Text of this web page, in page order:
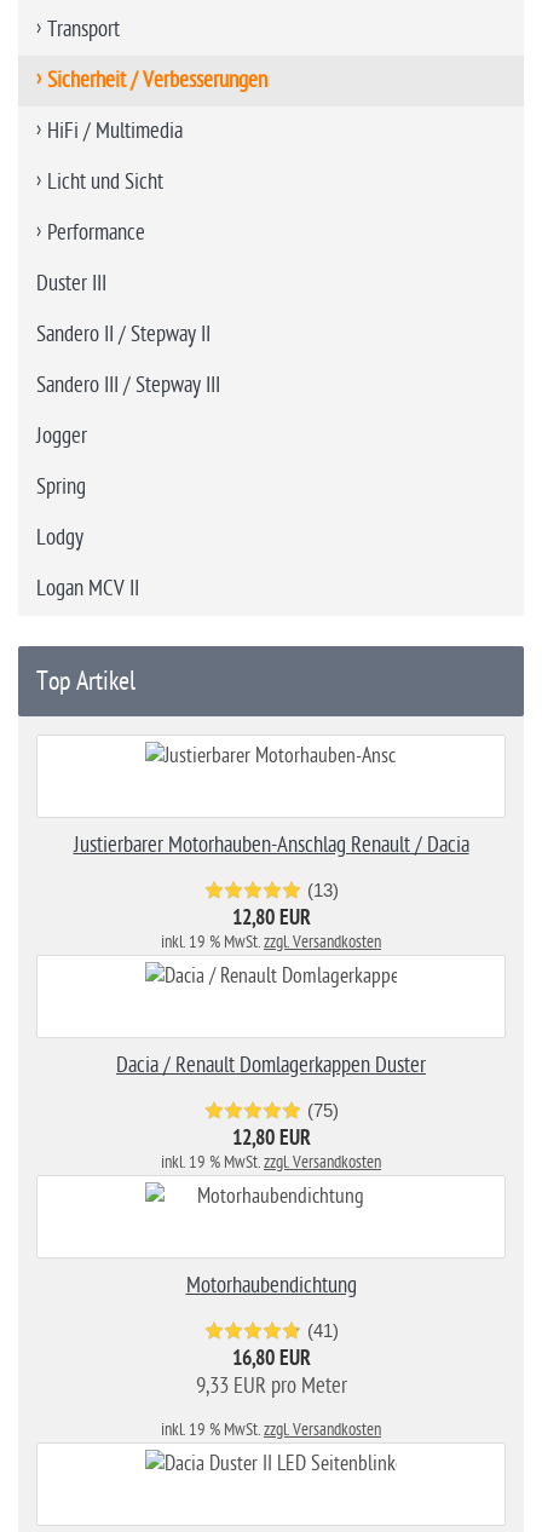
Transport
Sicherheit / Verbesserungen
HiFi / Multimedia
Licht und Sicht
Performance
Duster III
Sandero II / Stepway II
Sandero III / Stepway III
Jogger
Spring
Lodgy
Logan MCV II
Top Artikel
Justierbarer Motorhauben-Anschlag Renault / Dacia
(13)
12,80 EUR
inkl. 19 % MwSt.zzgl. Versandkosten
Dacia / Renault Domlagerkappen Duster
(75)
12,80 EUR
inkl. 19 % MwSt.zzgl. Versandkosten
Motorhaubendichtung
(41)
16,80 EUR
9,33 EUR pro Meter
inkl. 19 % MwSt.zzgl. Versandkosten